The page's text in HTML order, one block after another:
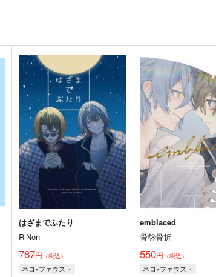
はざまでふたり
RiNon
787円 （税込）
ネロ×ファウスト
emblaced
骨盤骨折
550円 （税込）
ネロ×ファウスト